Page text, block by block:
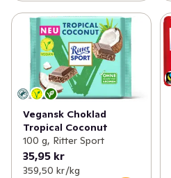
Vegansk Choklad
Tropical Coconut
100 g, Ritter Sport
35,95 kr
359,50 kr /kg